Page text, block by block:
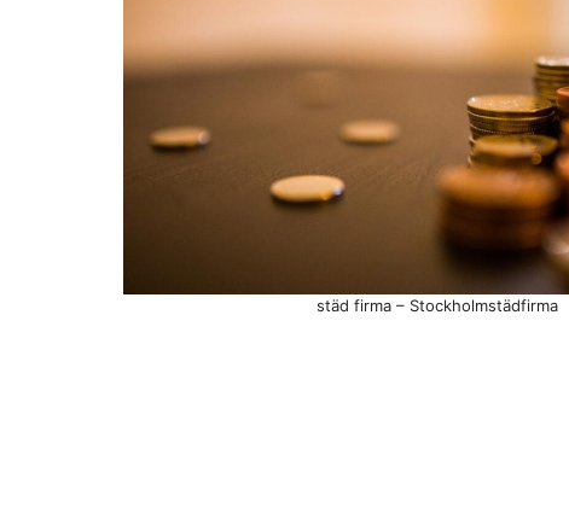
städ firma – Stockholmstädfirma